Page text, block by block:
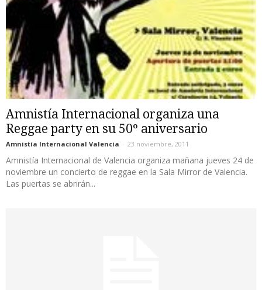
Amnistía Internacional organiza una
Reggae party en su 50º aniversario
Amnistía Internacional Valencia - 23 noviembre, 2011
Amnistía Internacional de Valencia organiza mañana jueves 24 de
noviembre un concierto de reggae en la Sala Mirror de Valencia.
Las puertas se abrirán...